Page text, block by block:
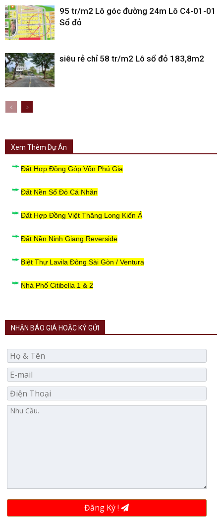
95 tr/m2 Lô góc đường 24m Lô C4-01-01
Sổ đỏ
siêu rẻ chỉ 58 tr/m2 Lô sổ đỏ 183,8m2
Xem Thêm Dự Án
Đất Hợp Đồng Góp Vốn Phú Gia
Đất Nền Sổ Đỏ Cá Nhân
Đất Hợp Đồng Việt Thăng Long Kiến Á
Đất Nền Ninh Giang Reverside
Biệt Thự Lavila Đông Sài Gòn / Ventura
Nhà Phố Citibella 1 & 2
NHẬN BÁO GIÁ HOẶC KÝ GỬI
Đăng Ký !